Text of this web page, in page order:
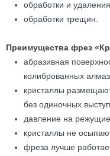
обработки и
обработки трещин.
Преимущества фрез
абразивная
колиброванных
кристаллы
без одиночных
давление на
кристаллы не
фреза лучше